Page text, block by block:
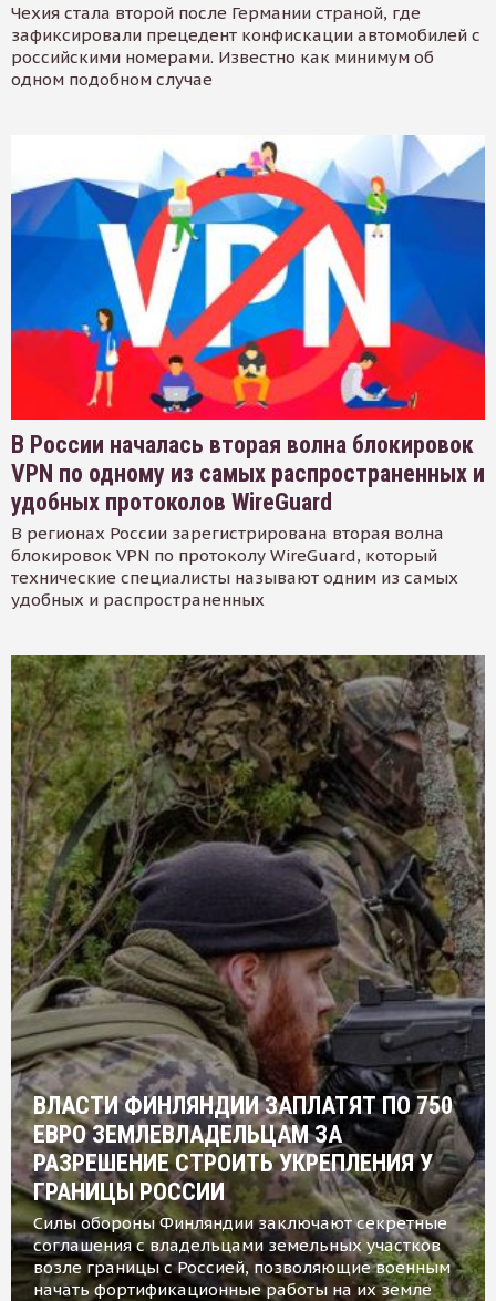
Чехия стала второй после Германии страной, где
зафиксировали прецедент конфискации автомобилей с
российскими номерами. Известно как минимум об
одном подобном случае
В России началась вторая волна блокировок
VPN по одному из самых распространенных и
удобных протоколов WireGuard
В регионах России зарегистрирована вторая волна
блокировок VPN по протоколу WireGuard, который
технические специалисты называют одним из самых
удобных и распространенных
ВЛАСТИ ФИНЛЯНДИИ ЗАПЛАТЯТ ПО 750
ЕВРО ЗЕМЛЕВЛАДЕЛЬЦАМ ЗА
РАЗРЕШЕНИЕ СТРОИТЬ УКРЕПЛЕНИЯ У
ГРАНИЦЫ РОССИИ
Силы обороны Финляндии заключают секретные
соглашения с владельцами земельных участков
возле границы с Россией, позволяющие военным
начать фортификационные работы на их земле